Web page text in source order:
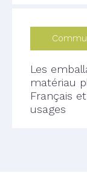
Les
matériau
Français
usages